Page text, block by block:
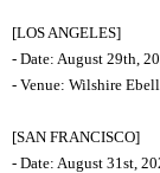
[LOS ANGELES]
- Date: August 29th,
- Venue: Wilshire
[SAN FRANCISCO]
- Date: August 31st,